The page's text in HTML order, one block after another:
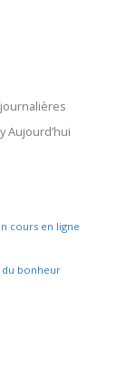
Aujourd’hui
cours en ligne
du bonheur